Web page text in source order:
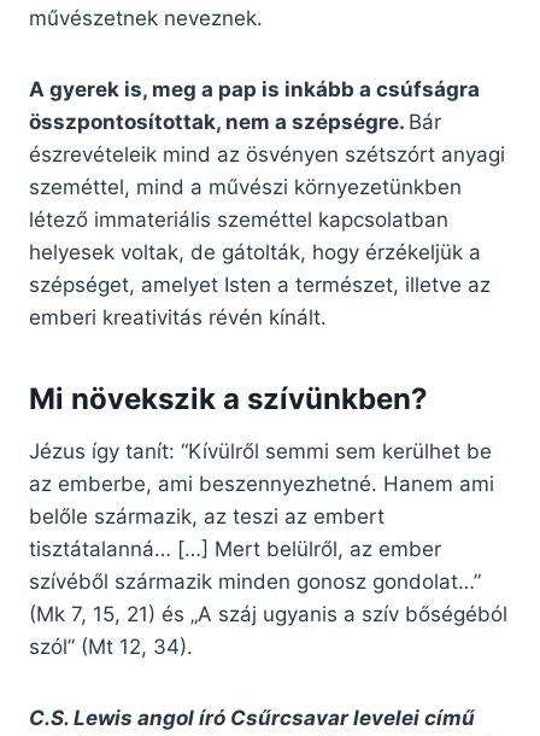
művészetnek neveznek.
A gyerek is, meg a pap is inkább a csúfságra
összpontosítottak, nem a szépségre. Bár
észrevételeik mind az ösvényen szétszórt anyagi
szeméttel, mind a művészi környezetünkben
létező immateriális szeméttel kapcsolatban
helyesek voltak, de gátolták, hogy érzékeljük a
szépséget, amelyet Isten a természet, illetve az
emberi kreativitás révén kínált.
Mi növekszik a szívünkben?
Jézus így tanít: “Kívülről semmi sem kerülhet be
az emberbe, ami beszennyezhetné. Hanem ami
belőle származik, az teszi az embert
tisztátalanná… […] Mert belülről, az ember
szívéből származik minden gonosz gondolat…”
(Mk 7, 15, 21) és „A száj ugyanis a szív bőségéból
szól” (Mt 12, 34).
C.S. Lewis angol író Csűrcsavar levelei című